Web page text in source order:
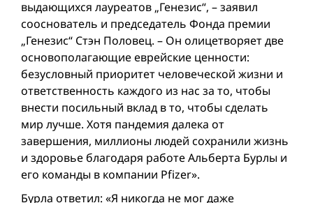
выдающихся лауреатов „Генезис“, – заявил
сооснователь и председатель Фонда премии
„Генезис“ Стэн Половец. – Он олицетворяет две
основополагающие еврейские ценности:
безусловный приоритет человеческой жизни и
ответственность каждого из нас за то, чтобы
внести посильный вклад в то, чтобы сделать
мир лучше. Хотя пандемия далека от
завершения, миллионы людей сохранили жизнь
и здоровье благодаря работе Альберта Бурлы и
его команды в компании Pfizer».
Бурла ответил: «Я никогда не мог даже